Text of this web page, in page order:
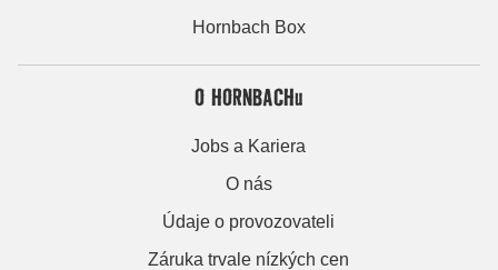
Hornbach Box
O HORNBACHu
Jobs a Kariera
O nás
Údaje o provozovateli
Záruka trvale nízkých cen